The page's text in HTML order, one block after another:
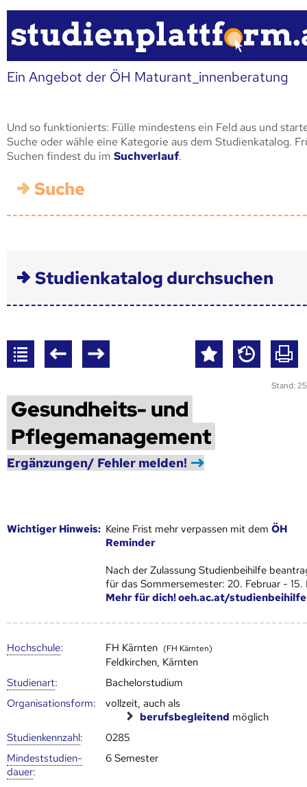
Ein Angebot der ÖH Maturant_innenberatung
Und so funktionierts: Fülle mindestens ein Feld aus und
Suche oder wähle eine Kategorie aus dem Studienkatalog.
Suchen findest du im Suchverlauf.
Suche
Studienkatalog durchsuchen
Stand:
Gesundheits- und
Pflegemanagement
Ergänzungen/ Fehler melden!
Wich­ti­ger Hin­weis: Keine Frist mehr verpassen mit demÖH
Reminder
Nach der Zulassung Studienbeihilfe
für das Sommersemester: 20. Februar - 15.
Mehr für dich! oeh.ac.at/studienbeihilfe
Hoch­schule: FH Kärnten (FH Kärnten)
Feldkirchen, Kärnten
Studienart:
Bachelorstudium
Organisationsform:
vollzeit, auch als
berufsbegleitend möglich
Studien­kenn­zahl:
0285
Mindest­studien­
dauer:
6 Semester